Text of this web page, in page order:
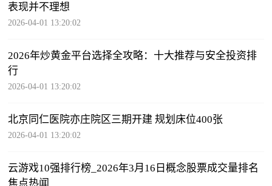
表现并不理想
2026-04-01 13:20:02
2026年炒黄金平台选择全攻略：十大推荐与安全投资排
行
2026-04-01 13:20:02
北京同仁医院亦庄院区三期开建 规划床位400张
2026-04-01 13:20:02
云游戏10强排行榜_2026年3月16日概念股票成交量排名
焦点热闻